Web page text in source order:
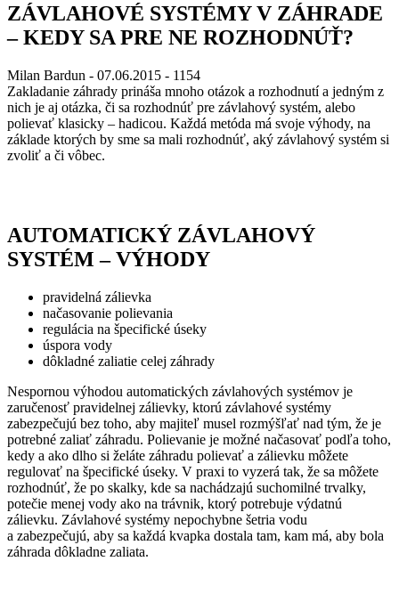
ZÁVLAHOVÉ SYSTÉMY V ZÁHRADE
– KEDY SA PRE NE ROZHODNÚŤ?
Milan Bardun - 07.06.2015 - 1154
Zakladanie záhrady prináša mnoho otázok a rozhodnutí a jedným z
nich je aj otázka, či sa rozhodnúť pre závlahový systém, alebo
polievať klasicky – hadicou. Každá metóda má svoje výhody, na
základe ktorých by sme sa mali rozhodnúť, aký závlahový systém si
zvoliť a či vôbec.
AUTOMATICKÝ ZÁVLAHOVÝ
SYSTÉM – VÝHODY
pravidelná zálievka
načasovanie polievania
regulácia na špecifické úseky
úspora vody
dôkladné zaliatie celej záhrady
Nespornou výhodou automatických závlahových systémov je
zaručenosť pravidelnej zálievky, ktorú závlahové systémy
zabezpečujú bez toho, aby majiteľ musel rozmýšľať nad tým, že je
potrebné zaliať záhradu. Polievanie je možné načasovať podľa toho,
kedy a ako dlho si želáte záhradu polievať a zálievku môžete
regulovať na špecifické úseky. V praxi to vyzerá tak, že sa môžete
rozhodnúť, že po skalky, kde sa nachádzajú suchomilné trvalky,
potečie menej vody ako na trávnik, ktorý potrebuje výdatnú
zálievku. Závlahové systémy nepochybne šetria vodu
a zabezpečujú, aby sa každá kvapka dostala tam, kam má, aby bola
záhrada dôkladne zaliata.